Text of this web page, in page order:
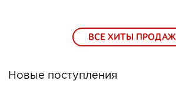
ВСЕ ХИТЫ ПРОДАЖ
Новые поступления